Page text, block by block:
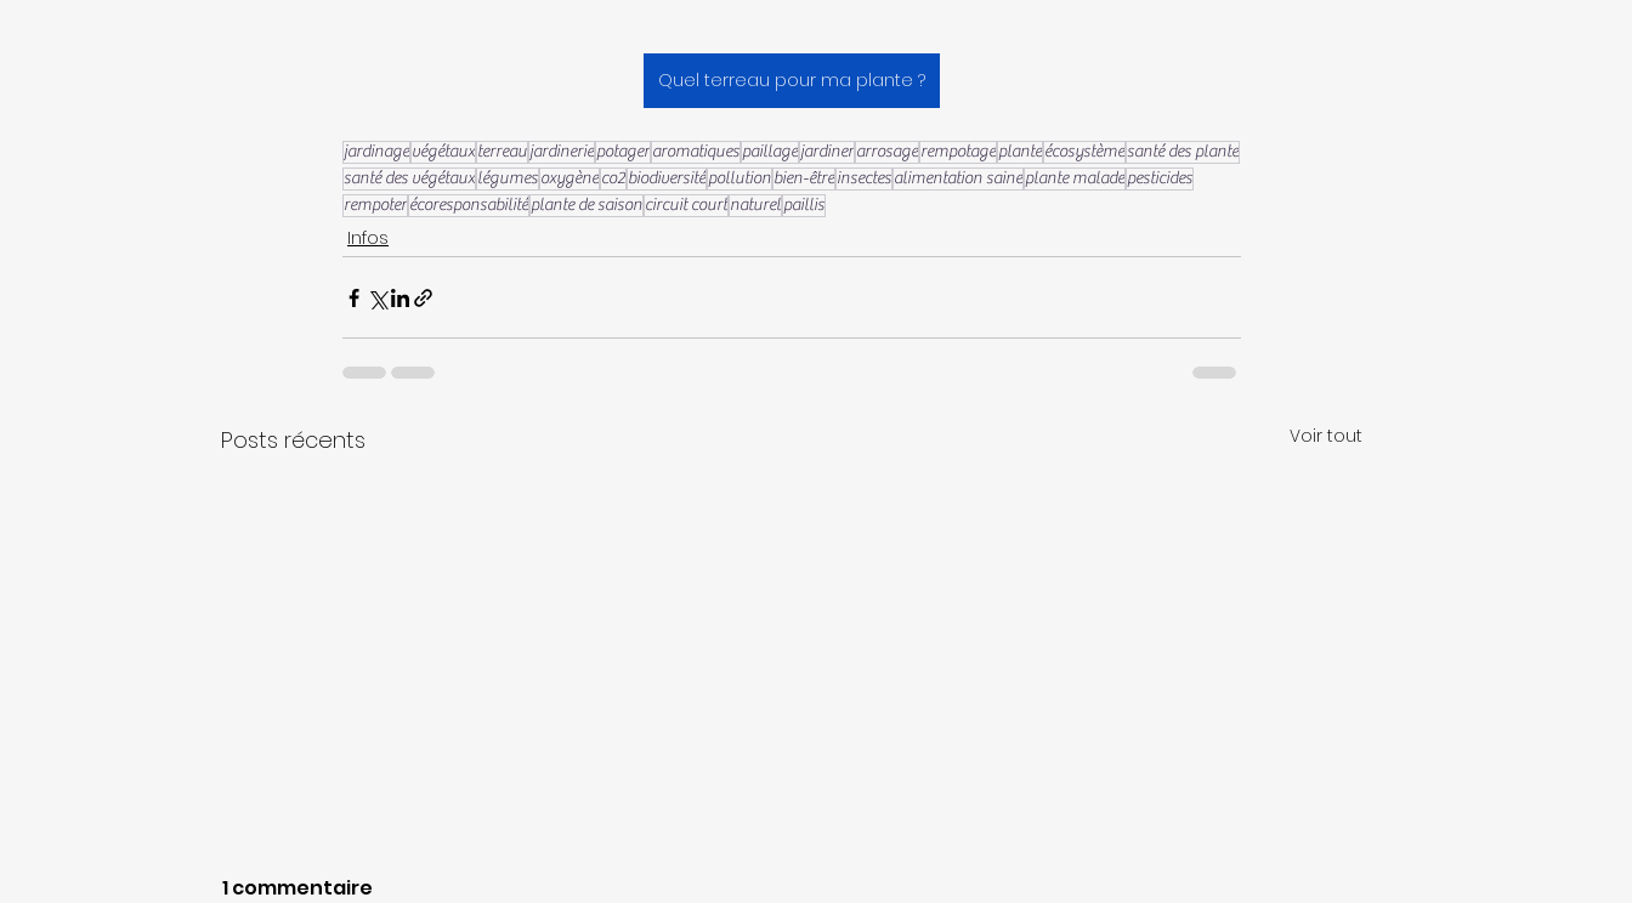
Quel terreau pour ma plante ?
jardinagevégétauxterreaujardineriepotageraromatiquespaillagejardinerarrosagerempotageplanteécosystèmesanté des plante
santé des végétauxlégumesoxygèneco2biodiversitépollutionbien-êtreinsectesalimentation saineplante maladepesticides
rempoterécoresponsabilitéplante de saisoncircuit courtnaturelpaillis
Infos
Posts récents Voir tout
1 commentaire